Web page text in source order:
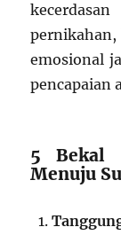
pernikahan,
emosional
pencapaian
5 Bekal
Menuju